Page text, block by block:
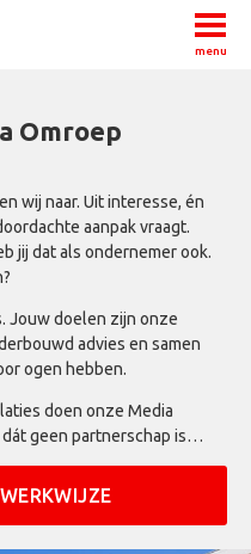
menu
Omroep
wij naar. Uit interesse, én
aanpak vraagt.
jij dat als ondernemer ook.
Jouw doelen zijn onze
advies en samen
ogen hebben.
doen onze Media
dát geen partnerschap is…